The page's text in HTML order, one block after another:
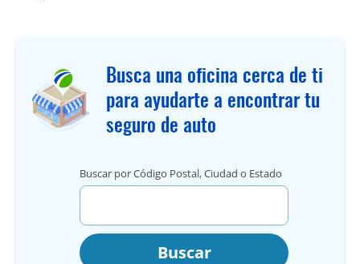
Busca una oficina cerca de ti
para ayudarte a encontrar tu
seguro de auto
Buscar por Código Postal, Ciudad o Estado
Buscar